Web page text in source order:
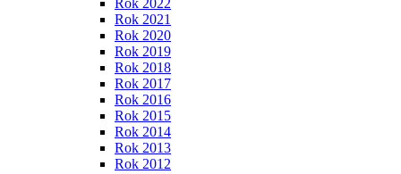
Rok 2022
Rok 2021
Rok 2020
Rok 2019
Rok 2018
Rok 2017
Rok 2016
Rok 2015
Rok 2014
Rok 2013
Rok 2012